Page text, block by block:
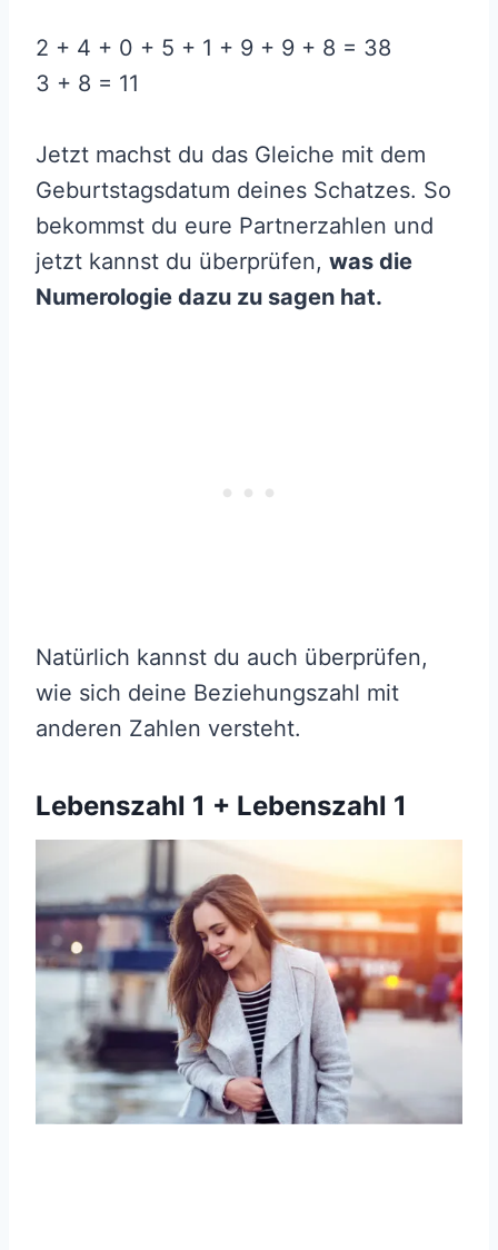
2 + 4 + 0 + 5 + 1 + 9 + 9 + 8 = 38
3 + 8 = 11
Jetzt machst du das Gleiche mit dem
Geburtstagsdatum deines Schatzes. So
bekommst du eure Partnerzahlen und
jetzt kannst du überprüfen, was die
Numerologie dazu zu sagen hat.
Natürlich kannst du auch überprüfen,
wie sich deine Beziehungszahl mit
anderen Zahlen versteht.
Lebenszahl 1 + Lebenszahl 1